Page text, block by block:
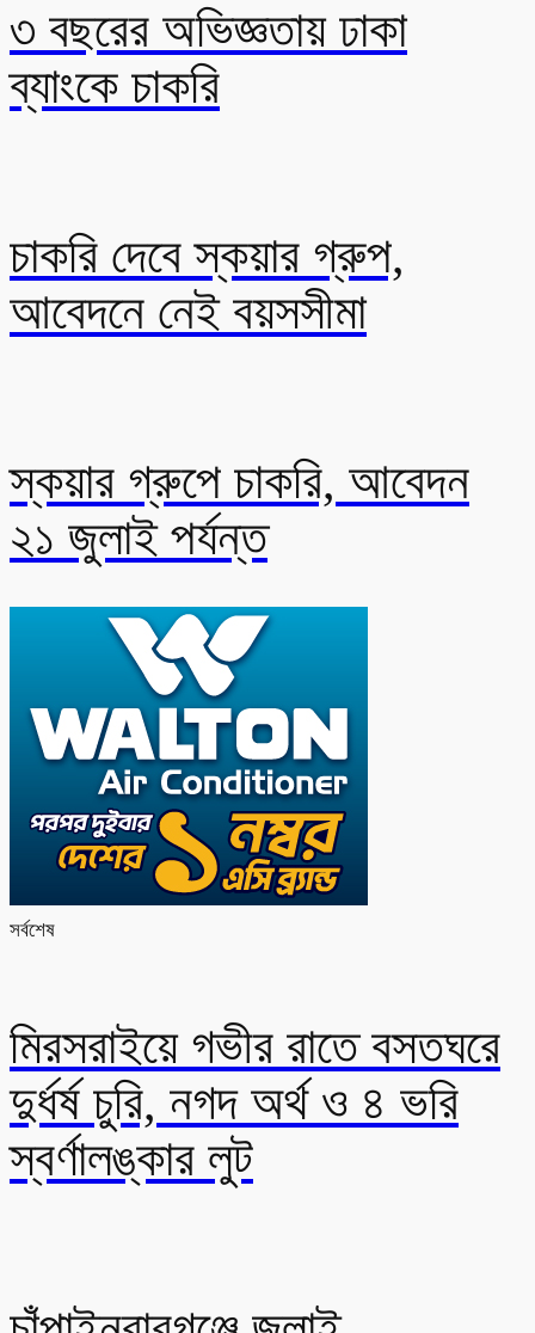
৩ বছরের অভিজ্ঞতায় ঢাকা
ব্যাংকে চাকরি
চাকরি দেবে স্কয়ার গ্রুপ,
আবেদনে নেই বয়সসীমা
স্কয়ার গ্রুপে চাকরি, আবেদন
২১ জুলাই পর্যন্ত
সর্বশেষ
মিরসরাইয়ে গভীর রাতে বসতঘরে
দুর্ধর্ষ চুরি, নগদ অর্থ ও ৪ ভরি
স্বর্ণালঙ্কার লুট